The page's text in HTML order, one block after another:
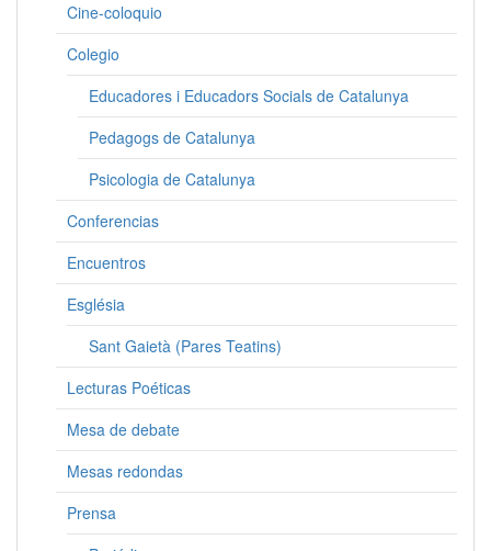
Cine-coloquio
Colegio
Educadores i Educadors Socials de Catalunya
Pedagogs de Catalunya
Psicologia de Catalunya
Conferencias
Encuentros
Església
Sant Gaietà (Pares Teatins)
Lecturas Poéticas
Mesa de debate
Mesas redondas
Prensa